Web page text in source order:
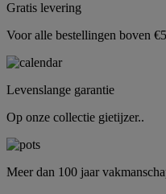
Gratis levering
Voor alle bestellingen boven
Levenslange garantie
Op onze collectie gietijzer..
Meer dan 100 jaar